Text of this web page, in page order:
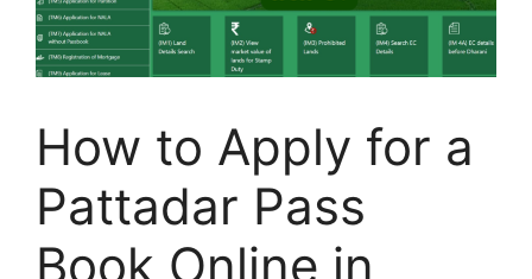
How to Apply for a
Pattadar Pass
Book Online in